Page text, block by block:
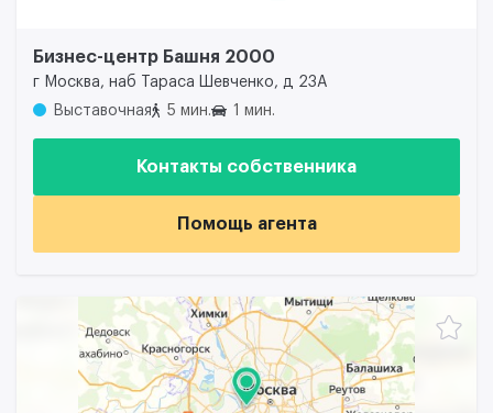
Бизнес-центр Башня 2000
г Москва, наб Тараса Шевченко, д 23А
Выставочная
5 мин. 1 мин.
Контакты собственника
Помощь агента